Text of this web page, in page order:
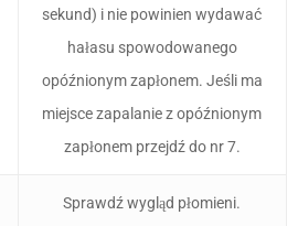
sekund) i nie powinien wydawać
hałasu spowodowanego
opóźnionym zapłonem. Jeśli ma
miejsce zapalanie z opóźnionym
zapłonem przejdź do nr 7.
Sprawdź wygląd płomieni.